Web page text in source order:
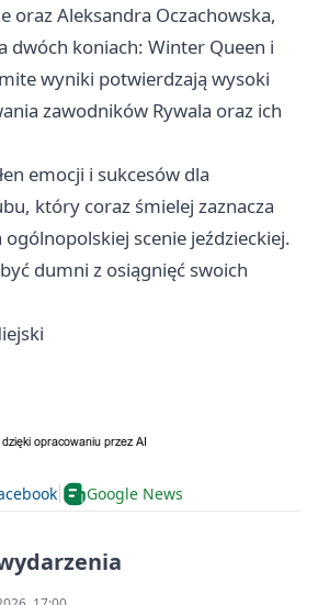
oraz Aleksandra Oczachowska,
dwóch koniach: Winter Queen i
wyniki potwierdzają wysoki
zawodników Rywala oraz ich
emocji i sukcesów dla
który coraz śmielej zaznacza
ogólnopolskiej scenie jeździeckiej.
dumni z osiągnięć swoich
Google News